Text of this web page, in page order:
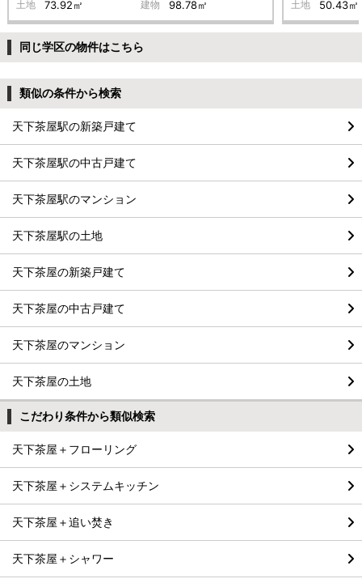
土地 73.92㎡ 建物 98.78㎡ 土地 50.43㎡
同じ学区の物件はこちら
類似の条件から検索
天下茶屋駅の新築戸建て
天下茶屋駅の中古戸建て
天下茶屋駅のマンション
天下茶屋駅の土地
天下茶屋の新築戸建て
天下茶屋の中古戸建て
天下茶屋のマンション
天下茶屋の土地
こだわり条件から類似検索
天下茶屋＋フローリング
天下茶屋＋システムキッチン
天下茶屋＋追い焚き
天下茶屋＋シャワー